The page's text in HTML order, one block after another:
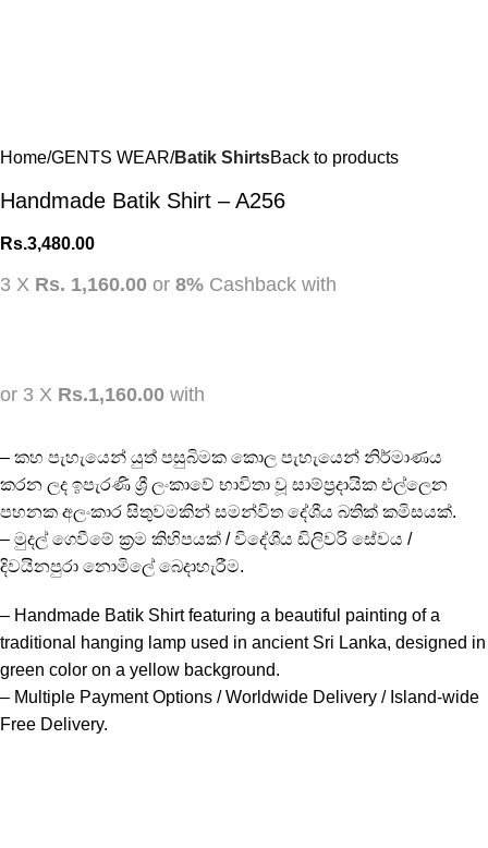
Home GENTS WEAR Batik ShirtsBack to products
Handmade Batik Shirt – A256
Rs.3,480.00
3 X Rs. 1,160.00 or 8% Cashback with
or 3 X Rs.1,160.00 with
– කහ පැහැයෙන් යුත් පසුබිමක කොල පැහැයෙන් නිර්මාණය
කරන ලද ඉපැරණි ශ්‍රී ලංකාවේ භාවිතා වූ සාම්ප්‍රදායික එල්ලෙන
පහනක අලංකාර සිතුවමකින් සමන්විත දේශීය බතික් කමිසයක්.
– මුදල් ගෙවීමේ ක්‍රම කිහිපයක් / විදේශීය ඩිලිවරි සේවය /
දිවයිනපුරා නොමිලේ බෙදාහැරීම.
– Handmade Batik Shirt featuring a beautiful painting of a
traditional hanging lamp used in ancient Sri Lanka, designed in
green color on a yellow background.
– Multiple Payment Options / Worldwide Delivery / Island-wide
Free Delivery.